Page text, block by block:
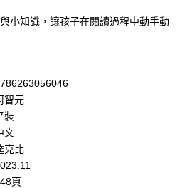
小知識，讓孩子在閱讀過程中動手動
智元
裝
文
克比
頁